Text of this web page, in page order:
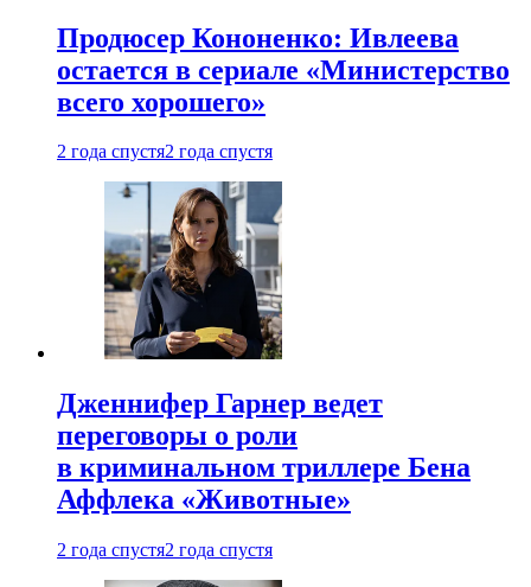
Продюсер Кононенко: Ивлеева
остается в сериале «Министерство
всего хорошего»
2 года спустя2 года спустя
Дженнифер Гарнер ведет
переговоры о роли
в криминальном триллере Бена
Аффлека «Животные»
2 года спустя2 года спустя